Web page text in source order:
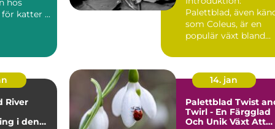
palettblad för katter ...
Palettblad, även
som Coleus, är en
populär växt bland
och in...
River
i den
14. jan
Palettblad Twist
Twirl - En Färgglad
Och Unik Växt Att